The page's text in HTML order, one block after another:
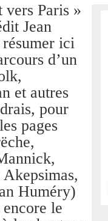
vers Paris »
Jean
ici
d’un
et autres
pour
pages
Huméry)
le